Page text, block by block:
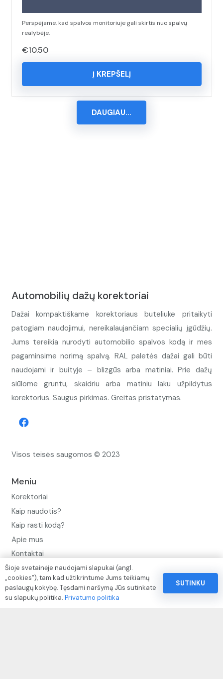
Perspėjame, kad spalvos monitoriuje gali skirtis nuo spalvų
realybėje.
€10.50
Į KREPŠELĮ
DAUGIAU...
Automobilių dažų korektoriai
Dažai kompaktiškame korektoriaus buteliuke pritaikyti
patogiam naudojimui, nereikalaujančiam specialių įgūdžių.
Jums tereikia nurodyti automobilio spalvos kodą ir mes
pagaminsime norimą spalvą. RAL paletės dažai gali būti
naudojami ir buityje – blizgūs arba matiniai. Prie dažų
siūlome gruntu, skaidriu arba matiniu laku užpildytus
korektorius. Saugus pirkimas. Greitas pristatymas.
Visos teisės saugomos © 2023
Meniu
Korektoriai
Kaip naudotis?
Kaip rasti kodą?
Apie mus
Kontaktai
Privatumo politika
Pinigų ir prekių grąžinimo politika
Paslaugų naudojimo sąlygos ir taisyklės
Šioje svetainėje naudojami slapukai (angl.
„cookies“), tam kad užtikrintume Jums teikiamų
paslaugų kokybę. Tęsdami naršymą Jūs sutinkate
su slapukų politika. Privatumo politika
SUTINKU